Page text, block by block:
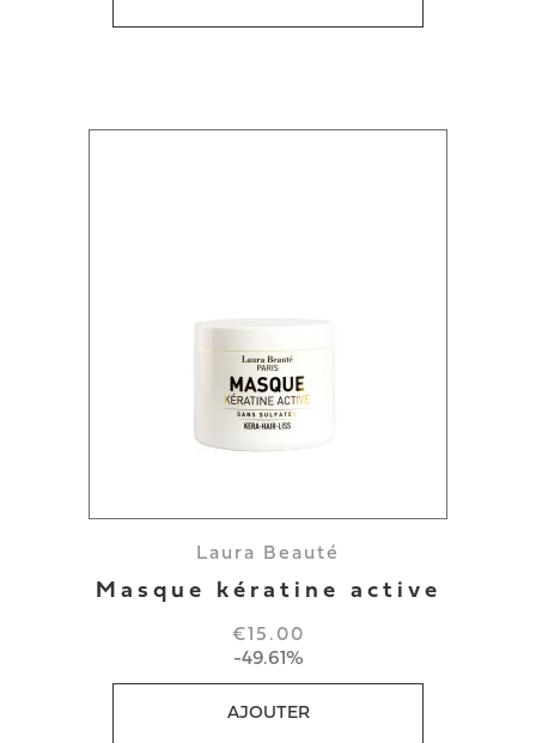
Laura Beauté
Masque kératine active
€15.00
-49.61%
AJOUTER